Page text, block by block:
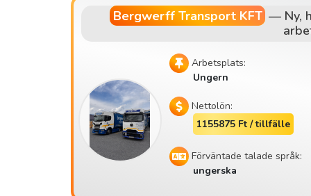
Bergwerff Transport KFT — Ny,
Arbetsplats:
Ungern
Nettolön:
1155875 Ft / tillfälle
Förväntade talade språk:
ungerska